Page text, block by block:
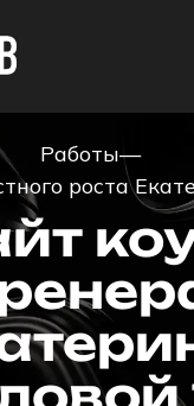
Работы—
роста